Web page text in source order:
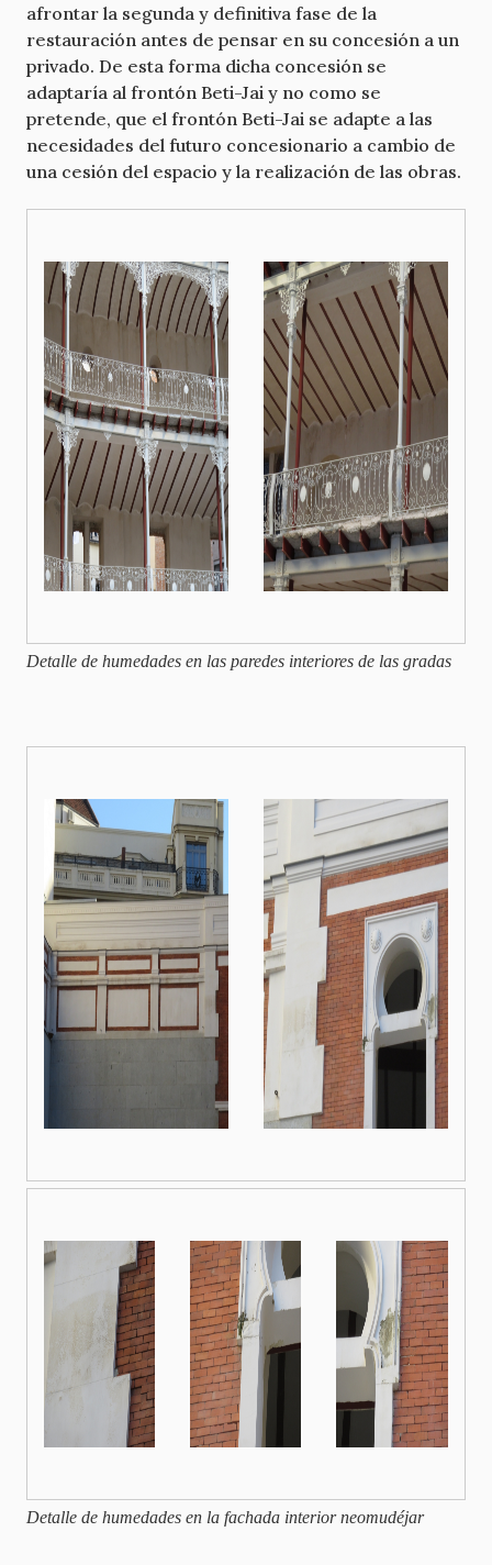
afrontar la segunda y definitiva fase de la
restauración antes de pensar en su concesión a un
privado. De esta forma dicha concesión se
adaptaría al frontón Beti-Jai y no como se
pretende, que el frontón Beti-Jai se adapte a las
necesidades del futuro concesionario a cambio de
una cesión del espacio y la realización de las obras.
Detalle de humedades en las paredes interiores de las gradas
Detalle de humedades en la fachada interior neomudéjar